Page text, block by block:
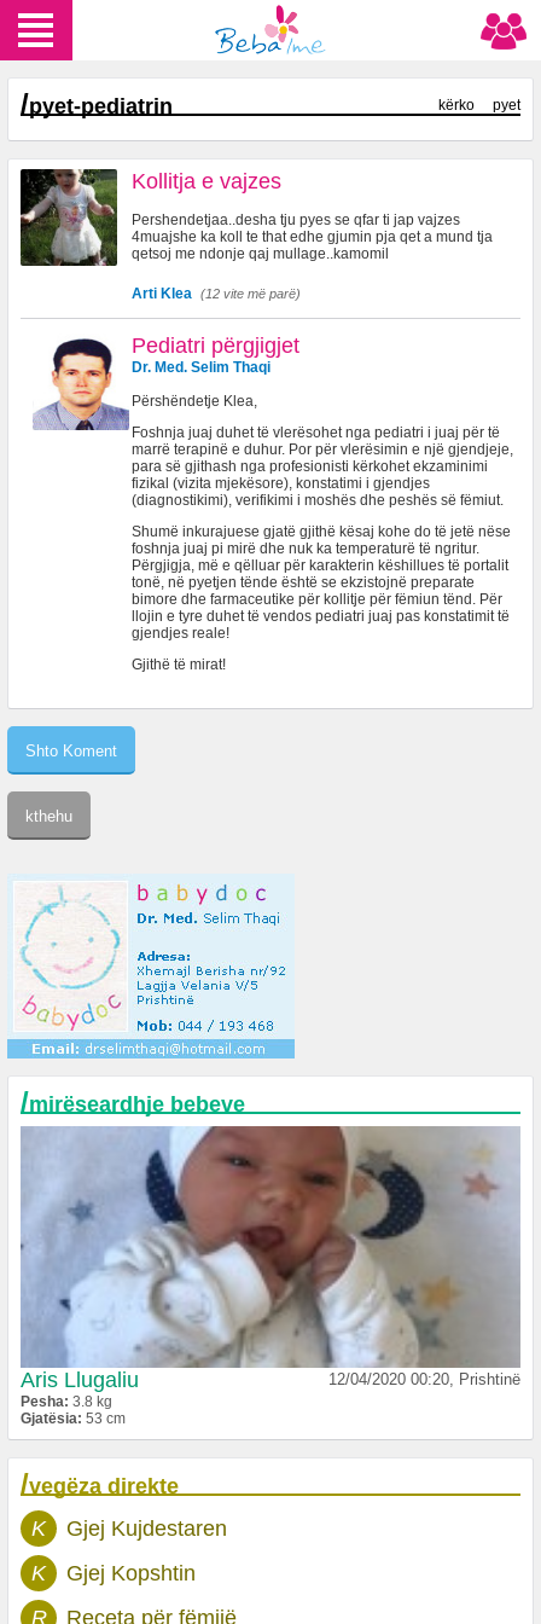
/pyet-pediatrin kërko pyet
Kollitja e vajzes
Pershendetjaa..desha tju pyes se qfar ti jap vajzes
4muajshe ka koll te that edhe gjumin pja qet a mund tja
qetsoj me ndonje qaj mullage..kamomil
Arti Klea (12 vite më parë)
Pediatri përgjigjet
Dr. Med. Selim Thaqi
Përshëndetje Klea,
Foshnja juaj duhet të vlerësohet nga pediatri i juaj për të
marrë terapinë e duhur. Por për vlerësimin e një gjendjeje,
para së gjithash nga profesionisti kërkohet ekzaminimi
fizikal (vizita mjekësore), konstatimi i gjendjes
(diagnostikimi), verifikimi i moshës dhe peshës së fëmiut.
Shumë inkurajuese gjatë gjithë kësaj kohe do të jetë nëse
foshnja juaj pi mirë dhe nuk ka temperaturë të ngritur.
Përgjigja, më e qëlluar për karakterin këshillues të portalit
tonë, në pyetjen tënde është se ekzistojnë preparate
bimore dhe farmaceutike për kollitje për fëmiun tënd. Për
llojin e tyre duhet të vendos pediatri juaj pas konstatimit të
gjendjes reale!
Gjithë të mirat!
/mirëseardhje bebeve
Aris Llugaliu 12/04/2020 00:20, Prishtinë
Pesha: 3.8 kg
Gjatësia: 53 cm
/vegëza direkte
K
Gjej Kujdestaren
K
Gjej Kopshtin
R
Receta për fëmijë